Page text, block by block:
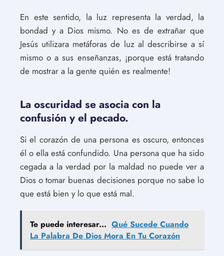
En este sentido, la luz representa la verdad, la
bondad y a Dios mismo. No es de extrañar que
Jesús utilizara metáforas de luz al describirse a sí
mismo o a sus enseñanzas, ¡porque está tratando
de mostrar a la gente quién es realmente!
La oscuridad se asocia con la
confusión y el pecado.
Si el corazón de una persona es oscuro, entonces
él o ella está confundido. Una persona que ha sido
cegada a la verdad por la maldad no puede ver a
Dios o tomar buenas decisiones porque no sabe lo
que está bien y lo que está mal.
Te puede interesar... Qué Sucede Cuando
La Palabra De Dios Mora En Tu Corazón